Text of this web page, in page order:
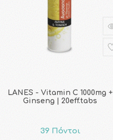
LANES - Vitamin C 1000mg +
Ginseng | 20eff.tabs
39 Πόντοι